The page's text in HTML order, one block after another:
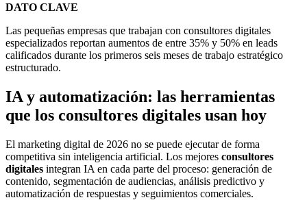
DATO CLAVE
Las pequeñas empresas que trabajan con consultores digitales
especializados reportan aumentos de entre 35% y 50% en leads
calificados durante los primeros seis meses de trabajo estratégico
estructurado.
IA y automatización: las herramientas
que los consultores digitales usan hoy
El marketing digital de 2026 no se puede ejecutar de forma
competitiva sin inteligencia artificial. Los mejores consultores
digitales integran IA en cada parte del proceso: generación de
contenido, segmentación de audiencias, análisis predictivo y
automatización de respuestas y seguimientos comerciales.